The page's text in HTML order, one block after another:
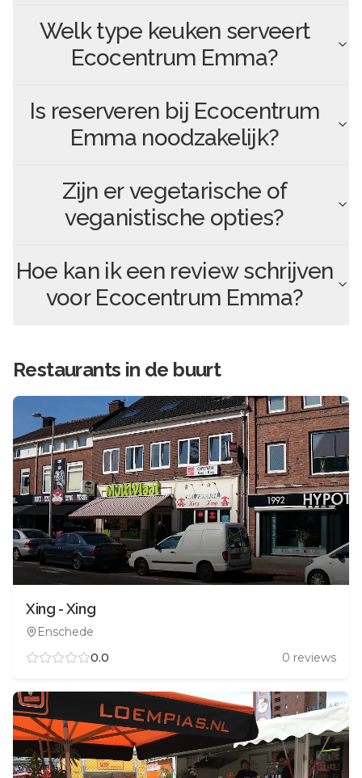
Welk type keuken serveert
Ecocentrum Emma?
Is reserveren bij Ecocentrum
Emma noodzakelijk?
Zijn er vegetarische of
veganistische opties?
Hoe kan ik een review schrijven
voor Ecocentrum Emma?
Restaurants in de buurt
Xing - Xing
Enschede
0.0
0 reviews